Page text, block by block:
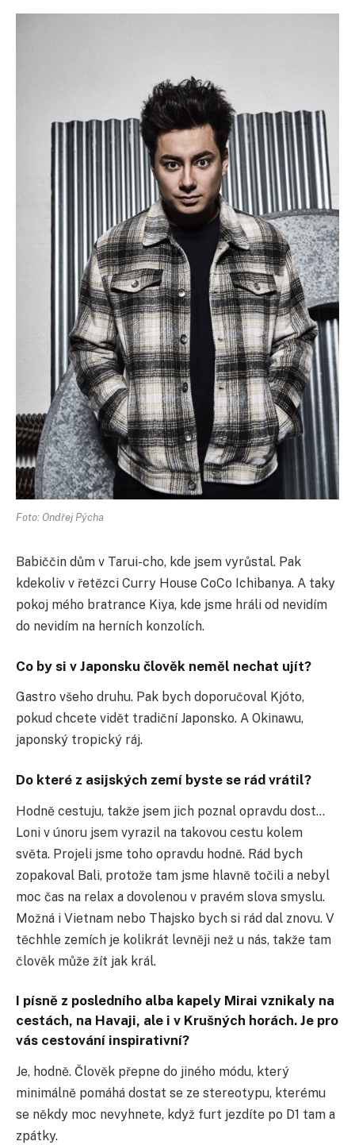
Foto: Ondřej Pýcha
Babiččin dům v Tarui-cho, kde jsem vyrůstal. Pak
kdekoliv v řetězci Curry House CoCo Ichibanya. A taky
pokoj mého bratrance Kiya, kde jsme hráli od nevidím
do nevidím na herních konzolích.
Co by si v Japonsku člověk neměl nechat ujít?
Gastro všeho druhu. Pak bych doporučoval Kjóto,
pokud chcete vidět tradiční Japonsko. A Okinawu,
japonský tropický ráj.
Do které z asijských zemí byste se rád vrátil?
Hodně cestuju, takže jsem jich poznal opravdu dost…
Loni v únoru jsem vyrazil na takovou cestu kolem
světa. Projeli jsme toho opravdu hodně. Rád bych
zopakoval Bali, protože tam jsme hlavně točili a nebyl
moc čas na relax a dovolenou v pravém slova smyslu.
Možná i Vietnam nebo Thajsko bych si rád dal znovu. V
těchhle zemích je kolikrát levněji než u nás, takže tam
člověk může žít jak král.
I písně z posledního alba kapely Mirai vznikaly na
cestách, na Havaji, ale i v Krušných horách. Je pro
vás cestování inspirativní?
Je, hodně. Člověk přepne do jiného módu, který
minimálně pomáhá dostat se ze stereotypu, kterému
se někdy moc nevyhnete, když furt jezdíte po D1 tam a
zpátky.